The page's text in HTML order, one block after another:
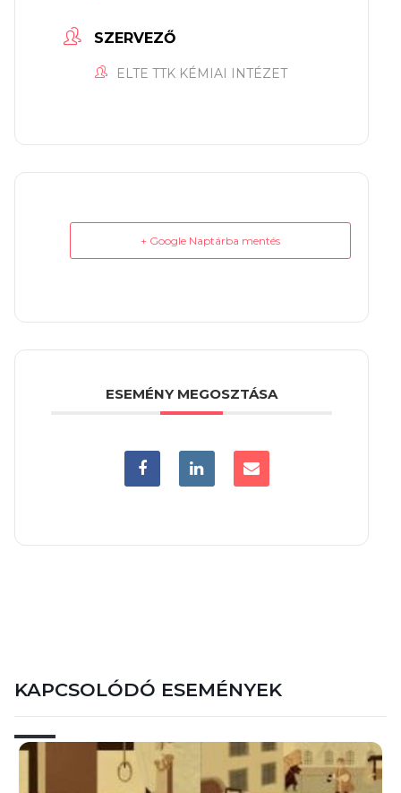
SZERVEZŐ
ELTE TTK KÉMIAI INTÉZET
+ Google Naptárba mentés
ESEMÉNY MEGOSZTÁSA
KAPCSOLÓDÓ ESEMÉNYEK